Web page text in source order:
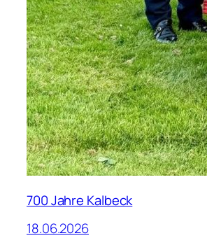
700 Jahre Kalbeck
18.06.2026